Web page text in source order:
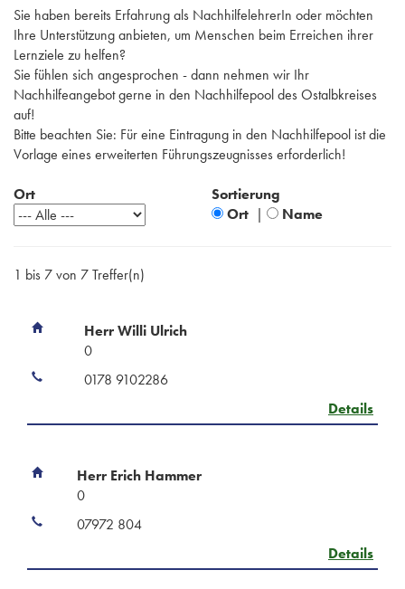
Sie haben bereits Erfahrung als NachhilfelehrerIn oder möchten
Ihre Unterstützung anbieten, um Menschen beim Erreichen ihrer
Lernziele zu helfen?
Sie fühlen sich angesprochen - dann nehmen wir Ihr
Nachhilfeangebot gerne in den Nachhilfepool des Ostalbkreises
auf!
Bitte beachten Sie: Für eine Eintragung in den Nachhilfepool ist die
Vorlage eines erweiterten Führungszeugnisses erforderlich!
Ort
Sortierung
Ort | Name
1 bis 7 von 7 Treffer(n)
Herr Willi Ulrich
0
0178 9102286
Details
Herr Erich Hammer
0
07972 804
Details